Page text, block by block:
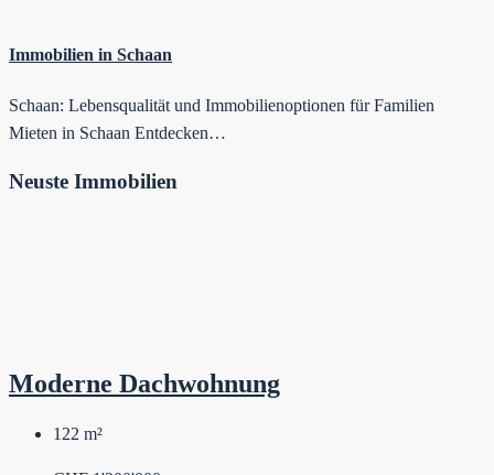
Immobilien in Schaan
Schaan: Lebensqualität und Immobilienoptionen für Familien
Mieten in Schaan Entdecken…
Neuste Immobilien
Moderne Dachwohnung
122 m²